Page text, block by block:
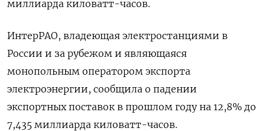
‌миллиарда киловатт-часов.
ИнтерРАО, ‌владеющая электростанциями в
России и за рубежом ​и являющаяся
монопольным оператором экспорта
‌электроэнергии, сообщила о падении
экспортных поставок в ​прошлом году на 12,8% до
‌7,435 миллиарда киловатт-часов.